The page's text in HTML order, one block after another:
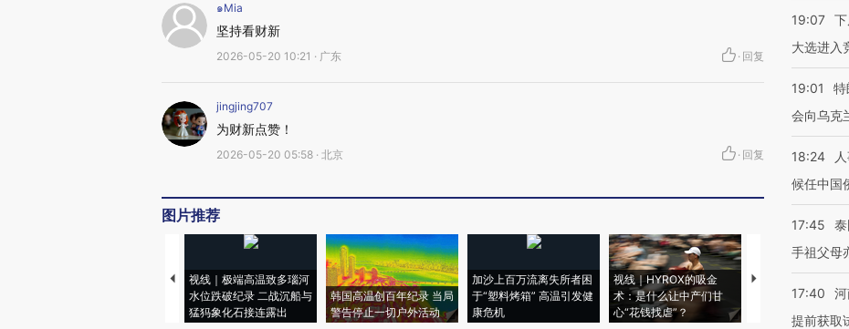
๑Mia
坚持看财新
2026-05-20 10:21 · 广东 · 回复
jingjing707
为财新点赞！
2026-05-20 05:58 · 北京 · 回复
图片推荐
视线｜极端高温致多瑙河
水位跌破纪录 二战沉船与
猛犸象化石接连露出
韩国高温创百年纪录 当局
警告停止一切户外活动
加沙上百万流离失所者困
于“塑料烤箱” 高温引发健
康危机
视线｜HYROX的吸金
术：是什么让中产们甘
心“花钱找虐”？
马航飞行员跨国走
粒摇头丸 尿检体
19:07
大选进入
19:01
特
会向乌克
18:24
候任中国
17:45
手祖父母
17:40
提前获取